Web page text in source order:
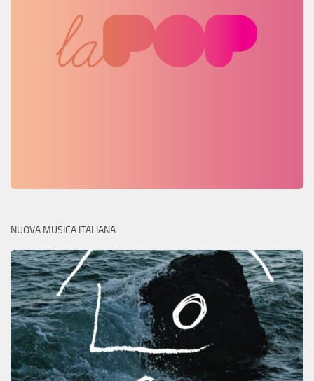
NUOVA MUSICA ITALIANA